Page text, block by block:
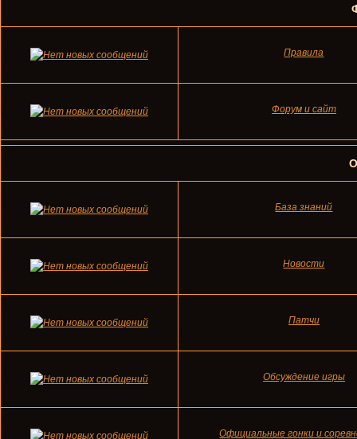
Правила
Форум и сайт
База знаний
Новости
Патчи
Обсуждение игры
Официальные гонки и